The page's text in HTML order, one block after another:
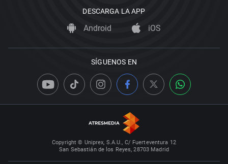
DESCARGA LA APP
Android iOS
SÍGUENOS EN
Copyright © Uniprex, S.A.U., C/ Fuerteventura 12
San Sebastián de los Reyes, 28703 Madrid